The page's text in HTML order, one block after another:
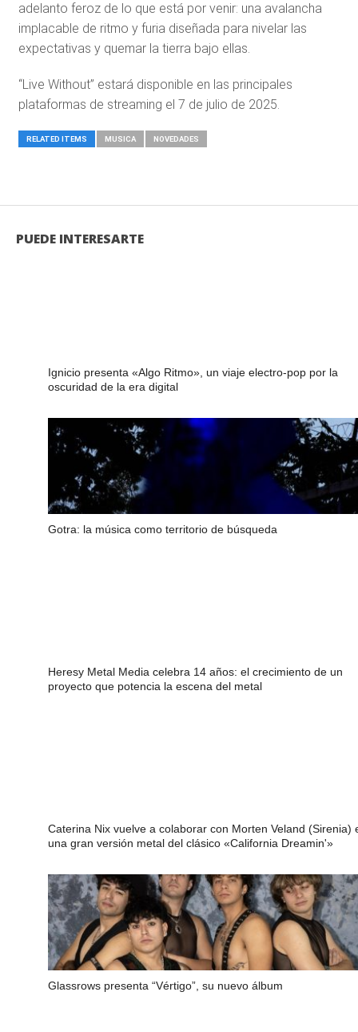
adelanto feroz de lo que está por venir: una avalancha
implacable de ritmo y furia diseñada para nivelar las
expectativas y quemar la tierra bajo ellas.
“Live Without” estará disponible en las principales
plataformas de streaming el 7 de julio de 2025.
RELATED ITEMS MUSICA NOVEDADES
PUEDE INTERESARTE
Ignicio presenta «Algo Ritmo», un viaje electro-pop por la
oscuridad de la era digital
Gotra: la música como territorio de búsqueda
Heresy Metal Media celebra 14 años: el crecimiento de un
proyecto que potencia la escena del metal
Caterina Nix vuelve a colaborar con Morten Veland (Sirenia)
una gran versión metal del clásico «California Dreamin'»
Glassrows presenta “Vértigo”, su nuevo álbum